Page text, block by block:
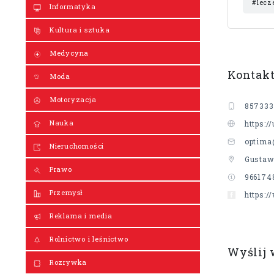
Informatyka
Kultura i sztuka
Medycyna
Moda
Motoryzacja
Nauka
Nieruchomości
Prawo
Przemysł
Reklama i media
Rolnictwo i leśnictwo
Rozrywka
Wyślij